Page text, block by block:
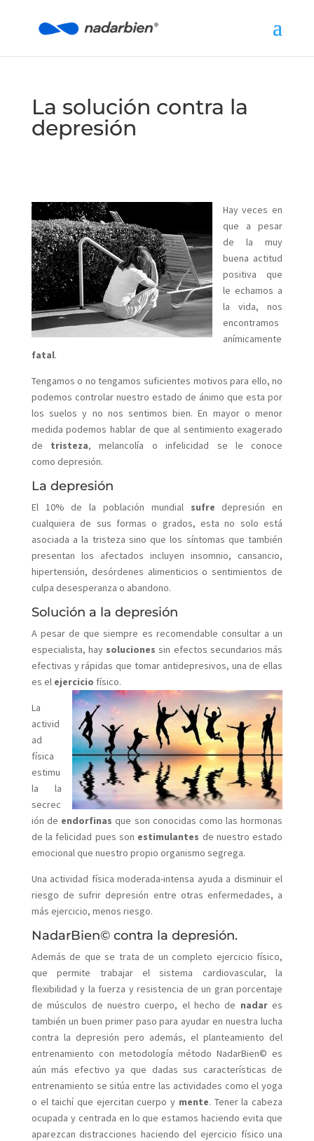
La solución contra la
depresión
Hay veces en
que a pesar
de la muy
buena actitud
positiva que
le echamos a
la vida, nos
encontramos
anímicamente
fatal.
Tengamos o no tengamos suficientes motivos para ello, no
podemos controlar nuestro estado de ánimo que esta por
los suelos y no nos sentimos bien. En mayor o menor
medida podemos hablar de que al sentimiento exagerado
de tristeza, melancolía o infelicidad se le conoce
como depresión.
La depresión
El 10% de la población mundial sufre depresión en
cualquiera de sus formas o grados, esta no solo está
asociada a la tristeza sino que los síntomas que también
presentan los afectados incluyen insomnio, cansancio,
hipertensión, desórdenes alimenticios o sentimientos de
culpa desesperanza o abandono.
Solución a la depresión
A pesar de que siempre es recomendable consultar a un
especialista, hay soluciones sin efectos secundarios más
efectivas y rápidas que tomar antidepresivos, una de ellas
es el ejercicio físico.
La
activid
ad
física
estimu
la la
secrec
ión de endorfinas que son conocidas como las hormonas
de la felicidad pues son estimulantes de nuestro estado
emocional que nuestro propio organismo segrega.
Una actividad física moderada-intensa ayuda a disminuir el
riesgo de sufrir depresión entre otras enfermedades, a
más ejercicio, menos riesgo.
NadarBien© contra la depresión.
Además de que se trata de un completo ejercicio físico,
que permite trabajar el sistema cardiovascular, la
flexibilidad y la fuerza y resistencia de un gran porcentaje
de músculos de nuestro cuerpo, el hecho de nadares
también un buen primer paso para ayudar en nuestra lucha
contra la depresión pero además, el planteamiento del
entrenamiento con metodología método NadarBien© es
aún más efectivo ya que dadas sus características de
entrenamiento se sitúa entre las actividades como el yoga
o el taichí que ejercitan cuerpo y mente. Tener la cabeza
ocupada y centrada en lo que estamos haciendo evita que
aparezcan distracciones haciendo del ejercicio físico una